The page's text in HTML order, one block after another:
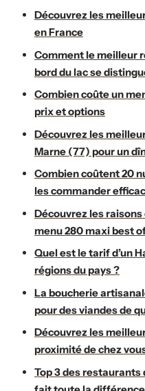
Découvrez les
en France
Comment le meilleur
bord du lac se
Combien coûte un
prix et options
Découvrez les
Marne (77) pour un
Combien coûtent 20
les commander
Découvrez les
menu 280 maxi best
Quel est le tarif d’un
régions du pays ?
La boucherie
pour des viandes de
Découvrez les
proximité de chez
Top 3 des restaurants